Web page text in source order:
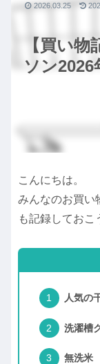
【買い
ソン2026
2026.03.25
こんにちは。
みんなのお買い
も記録しておこ
人気の
洗濯槽
無洗米